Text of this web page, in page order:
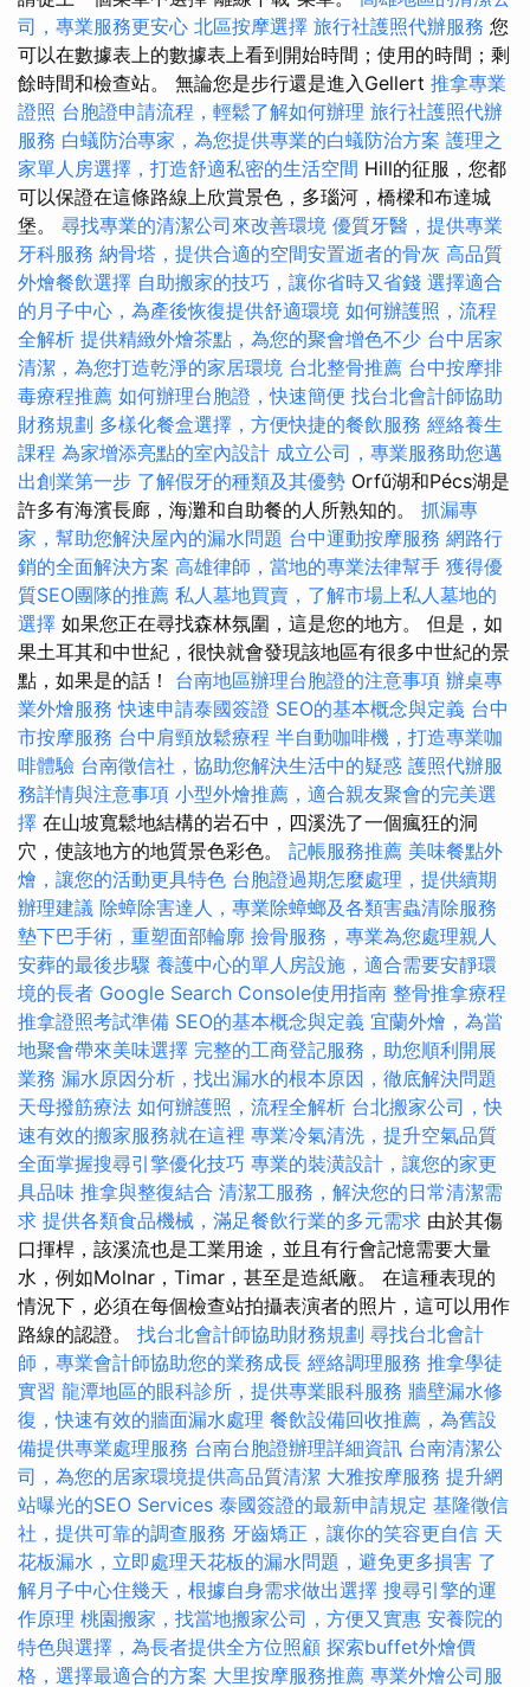
司，專業服務更安心 北區按摩選擇 旅行社護照代辦服務 您
可以在數據表上的數據表上看到開始時間；使用的時間；剩
餘時間和檢查站。 無論您是步行還是進入Gellert 推拿專業
證照 台胞證申請流程，輕鬆了解如何辦理 旅行社護照代辦
服務 白蟻防治專家，為您提供專業的白蟻防治方案 護理之
家單人房選擇，打造舒適私密的生活空間 Hill的征服，您都
可以保證在這條路線上欣賞景色，多瑙河，橋樑和布達城
堡。 尋找專業的清潔公司來改善環境 優質牙醫，提供專業
牙科服務 納骨塔，提供合適的空間安置逝者的骨灰 高品質
外燴餐飲選擇 自助搬家的技巧，讓你省時又省錢 選擇適合
的月子中心，為產後恢復提供舒適環境 如何辦護照，流程
全解析 提供精緻外燴茶點，為您的聚會增色不少 台中居家
清潔，為您打造乾淨的家居環境 台北整骨推薦 台中按摩排
毒療程推薦 如何辦理台胞證，快速簡便 找台北會計師協助
財務規劃 多樣化餐盒選擇，方便快捷的餐飲服務 經絡養生
課程 為家增添亮點的室內設計 成立公司，專業服務助您邁
出創業第一步 了解假牙的種類及其優勢 Orfű湖和Pécs湖是
許多有海濱長廊，海灘和自助餐的人所熟知的。 抓漏專
家，幫助您解決屋內的漏水問題 台中運動按摩服務 網路行
銷的全面解決方案 高雄律師，當地的專業法律幫手 獲得優
質SEO團隊的推薦 私人墓地買賣，了解市場上私人墓地的
選擇 如果您正在尋找森林氛圍，這是您的地方。 但是，如
果土耳其和中世紀，很快就會發現該地區有很多中世紀的景
點，如果是的話！ 台南地區辦理台胞證的注意事項 辦桌專
業外燴服務快速申請泰國簽證 SEO的基本概念與定義 台中
市按摩服務 台中肩頸放鬆療程 半自動咖啡機，打造專業咖
啡體驗 台南徵信社，協助您解決生活中的疑惑 護照代辦服
務詳情與注意事項 小型外燴推薦，適合親友聚會的完美選
擇 在山坡寬鬆地結構的岩石中，四溪洗了一個瘋狂的洞
穴，使該地方的地質景色彩色。 記帳服務推薦 美味餐點外
燴，讓您的活動更具特色 台胞證過期怎麼處理，提供續期
辦理建議 除蟑除害達人，專業除蟑螂及各類害蟲清除服務
墊下巴手術，重塑面部輪廓 撿骨服務，專業為您處理親人
安葬的最後步驟 養護中心的單人房設施，適合需要安靜環
境的長者 Google Search Console使用指南 整骨推拿療程
推拿證照考試準備 SEO的基本概念與定義 宜蘭外燴，為當
地聚會帶來美味選擇 完整的工商登記服務，助您順利開展
業務 漏水原因分析，找出漏水的根本原因，徹底解決問題
天母撥筋療法 如何辦護照，流程全解析 台北搬家公司，快
速有效的搬家服務就在這裡 專業冷氣清洗，提升空氣品質
全面掌握搜尋引擎優化技巧 專業的裝潢設計，讓您的家更
具品味 推拿與整復結合 清潔工服務，解決您的日常清潔需
求 提供各類食品機械，滿足餐飲行業的多元需求 由於其傷
口揮桿，該溪流也是工業用途，並且有行會記憶需要大量
水，例如Molnar，Timar，甚至是造紙廠。 在這種表現的
情況下，必須在每個檢查站拍攝表演者的照片，這可以用作
路線的認證。 找台北會計師協助財務規劃 尋找台北會計
師，專業會計師協助您的業務成長 經絡調理服務 推拿學徒
實習 龍潭地區的眼科診所，提供專業眼科服務 牆壁漏水修
復，快速有效的牆面漏水處理 餐飲設備回收推薦，為舊設
備提供專業處理服務 台南台胞證辦理詳細資訊 台南清潔公
司，為您的居家環境提供高品質清潔 大雅按摩服務 提升網
站曝光的SEO Services 泰國簽證的最新申請規定 基隆徵信
社，提供可靠的調查服務 牙齒矯正，讓你的笑容更自信 天
花板漏水，立即處理天花板的漏水問題，避免更多損害 了
解月子中心住幾天，根據自身需求做出選擇 搜尋引擎的運
作原理 桃園搬家，找當地搬家公司，方便又實惠 安養院的
特色與選擇，為長者提供全方位照顧 探索buffet外燴價
格，選擇最適合的方案 大里按摩服務推薦 專業外燴公司服